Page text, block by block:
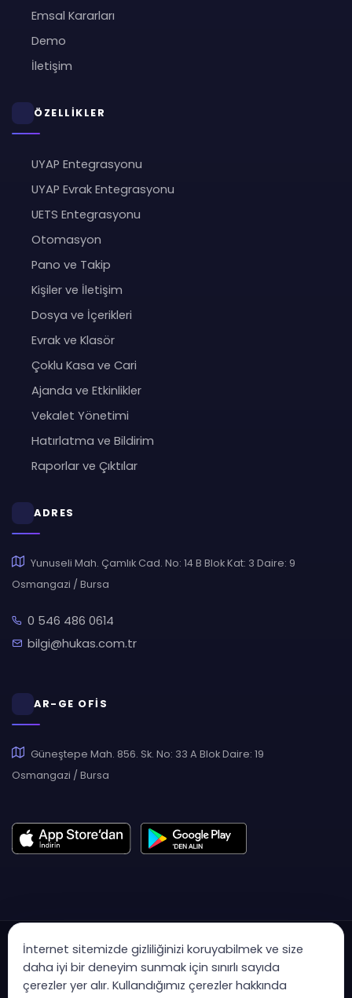
Emsal Kararları
Demo
İletişim
ÖZELLİKLER
UYAP Entegrasyonu
UYAP Evrak Entegrasyonu
UETS Entegrasyonu
Otomasyon
Pano ve Takip
Kişiler ve İletişim
Dosya ve İçerikleri
Evrak ve Klasör
Çoklu Kasa ve Cari
Ajanda ve Etkinlikler
Vekalet Yönetimi
Hatırlatma ve Bildirim
Raporlar ve Çıktılar
ADRES
Yunuseli Mah. Çamlık Cad. No: 14 B Blok Kat: 3 Daire: 9
Osmangazi / Bursa
0 546 486 0614
bilgi@hukas.com.tr
AR-GE OFİS
Güneştepe Mah. 856. Sk. No: 33 A Blok Daire: 19
Osmangazi / Bursa
İnternet sitemizde gizliliğinizi koruyabilmek ve size
daha iyi bir deneyim sunmak için sınırlı sayıda
çerezler yer alır. Kullandığımız çerezler hakkında